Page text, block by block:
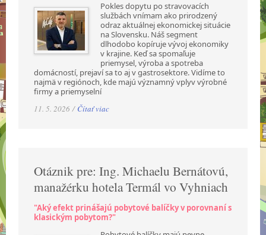
Pokles dopytu po stravovacích
službách vnímam ako prirodzený
odraz aktuálnej ekonomickej situácie
na Slovensku. Náš segment
dlhodobo kopíruje vývoj ekonomiky
v krajine. Keď sa spomaľuje
priemysel, výroba a spotreba
domácností, prejaví sa to aj v gastrosektore. Vidíme to
najmä v regiónoch, kde majú významný vplyv výrobné
firmy a priemyselní
11. 5. 2026 / Čítať viac
Otáznik pre: Ing. Michaelu Bernátovú,
manažérku hotela Termál vo Vyhniach
"Aký efekt prinášajú pobytové balíčky v porovnaní s
klasickým pobytom?"